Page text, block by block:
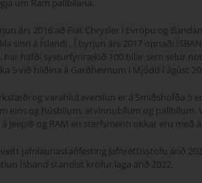
árs 2016 að Fiat Chrysler í Evrópu og
sinn á Íslandi . Í byrjun árs 2017 opnaði
Þar hafði systurfyrirækið 100.bilar sem selur
5 við hliðina á Garðheimum í Mjódd í ágúst
og varahlutaverslun er á Smiðshöfða 5
eins og húsbílum, atvinnubílum og
Jeep® og RAM en starfsmenn okkar eru með
veitt jafnlaunastaðfesting Jafnréttisstofu árið
Ísband standist kröfur laga árið 2022.